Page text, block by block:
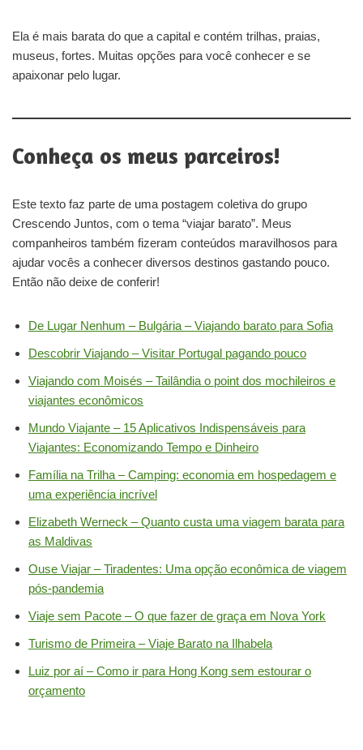
Ela é mais barata do que a capital e contém trilhas, praias,
museus, fortes. Muitas opções para você conhecer e se
apaixonar pelo lugar.
Conheça os meus parceiros!
Este texto faz parte de uma postagem coletiva do grupo
Crescendo Juntos, com o tema “viajar barato”. Meus
companheiros também fizeram conteúdos maravilhosos para
ajudar vocês a conhecer diversos destinos gastando pouco.
Então não deixe de conferir!
De Lugar Nenhum – Bulgária – Viajando barato para Sofia
Descobrir Viajando – Visitar Portugal pagando pouco
Viajando com Moisés – Tailândia o point dos mochileiros e
viajantes econômicos
Mundo Viajante – 15 Aplicativos Indispensáveis para
Viajantes: Economizando Tempo e Dinheiro
Família na Trilha – Camping: economia em hospedagem e
uma experiência incrível
Elizabeth Werneck – Quanto custa uma viagem barata para
as Maldivas
Ouse Viajar – Tiradentes: Uma opção econômica de viagem
pós-pandemia
Viaje sem Pacote – O que fazer de graça em Nova York
Turismo de Primeira – Viaje Barato na Ilhabela
Luiz por aí – Como ir para Hong Kong sem estourar o
orçamento